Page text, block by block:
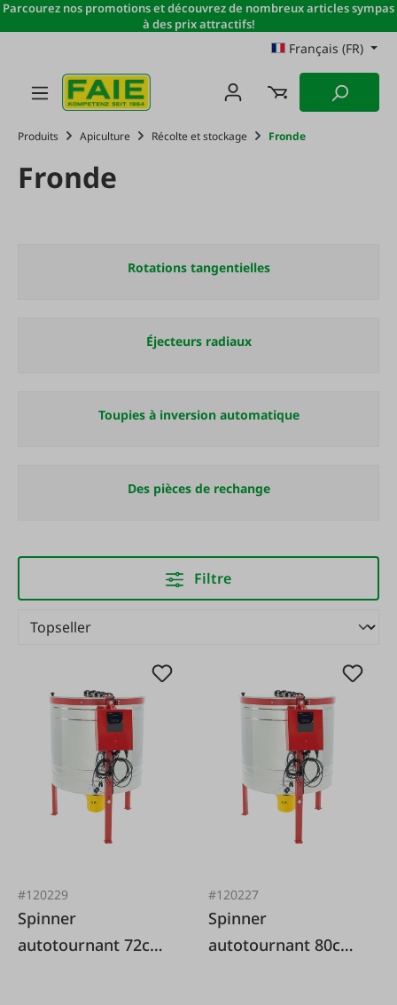
Passer au contenu principal
Parcourez nos promotions et découvrez de nombreux articles sympas
à des prix attractifs!
Français (FR)
Produits Apiculture Récolte et stockage Fronde
Fronde
Rotations tangentielles
Éjecteurs radiaux
Toupies à inversion automatique
Des pièces de rechange
Filtre
#120229
Spinner
autotournant 72cm
#120227
Spinner
autotournant 80cm